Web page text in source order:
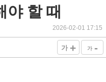
야 할 때
2026-02-01 17:15
가 + 가 -